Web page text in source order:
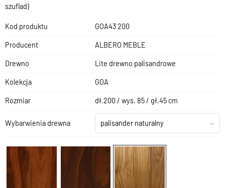
szuflad)
Kod produktu GOA43 200
Producent ALBERO MEBLE
Drewno Lite drewno palisandrowe
Kolekcja GOA
Rozmiar dł.200 / wys. 85 / gł.45 cm
Wybarwienia drewna palisander naturalny